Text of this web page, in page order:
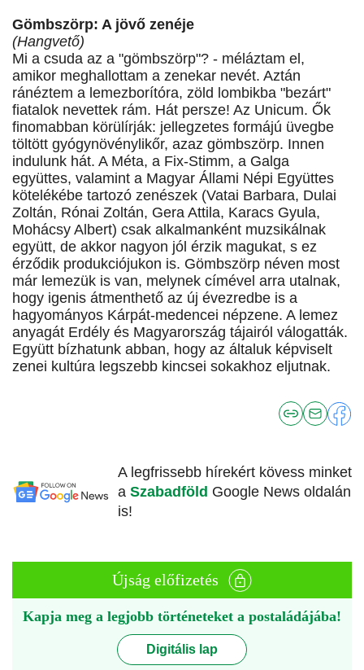
Gömbszörp: A jövő zenéje
(Hangvető)
Mi a csuda az a "gömbszörp"? - méláztam el,
amikor meghallottam a zenekar nevét. Aztán
ránéztem a lemezborítóra, zöld lombikba "bezárt"
fiatalok nevettek rám. Hát persze! Az Unicum. Ők
finomabban körülírják: jellegzetes formájú üvegbe
töltött gyógynövénylikőr, azaz gömbszörp. Innen
indulunk hát. A Méta, a Fix-Stimm, a Galga
együttes, valamint a Magyar Állami Népi Együttes
kötelékébe tartozó zenészek (Vatai Barbara, Dulai
Zoltán, Rónai Zoltán, Gera Attila, Karacs Gyula,
Mohácsy Albert) csak alkalmanként muzsikálnak
együtt, de akkor nagyon jól érzik magukat, s ez
érződik produkciójukon is. Gömbszörp néven most
már lemezük is van, melynek címével arra utalnak,
hogy igenis átmenthető az új évezredbe is a
hagyományos Kárpát-medencei népzene. A lemez
anyagát Erdély és Magyarország tájairól válogatták.
Együtt bízhatunk abban, hogy az általuk képviselt
zenei kultúra legszebb kincsei sokakhoz eljutnak.
A legfrissebb hírekért kövess minket
a Szabadföld Google News oldalán
is!
Újság előfizetés
Kapja meg a legjobb történeteket a postaládájába!
Digitális lap